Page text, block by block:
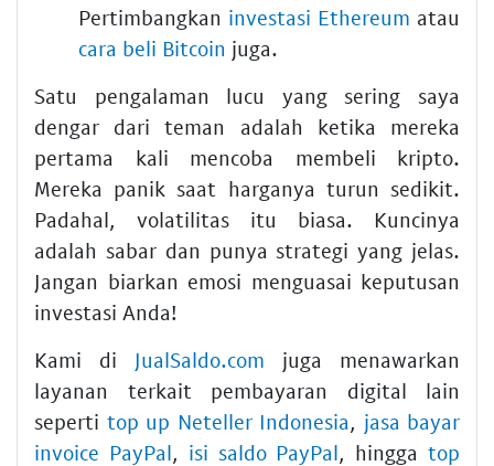
Pertimbangkan investasi Ethereum atau
cara beli Bitcoin juga.
Satu pengalaman lucu yang sering saya
dengar dari teman adalah ketika mereka
pertama kali mencoba membeli kripto.
Mereka panik saat harganya turun sedikit.
Padahal, volatilitas itu biasa. Kuncinya
adalah sabar dan punya strategi yang jelas.
Jangan biarkan emosi menguasai keputusan
investasi Anda!
Kami di JualSaldo.com juga menawarkan
layanan terkait pembayaran digital lain
seperti top up Neteller Indonesia, jasa bayar
invoice PayPal, isi saldo PayPal, hinggatop